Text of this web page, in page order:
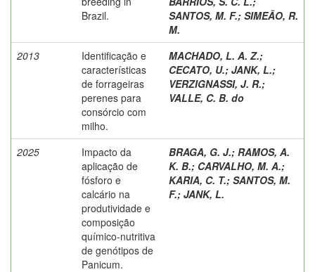
Brazil.
SANTOS, M. F.; SIMEÃO, R.
M.
2013
Identificação e
características
de forrageiras
perenes para
consórcio com
milho.
MACHADO, L. A. Z.;
CECATO, U.; JANK, L.;
VERZIGNASSI, J. R.;
VALLE, C. B. do
2025
Impacto da
aplicação de
fósforo e
calcário na
produtividade e
composição
químico-nutritiva
de genótipos de
Panicum.
BRAGA, G. J.; RAMOS, A.
K. B.; CARVALHO, M. A.;
KARIA, C. T.; SANTOS, M.
F.; JANK, L.